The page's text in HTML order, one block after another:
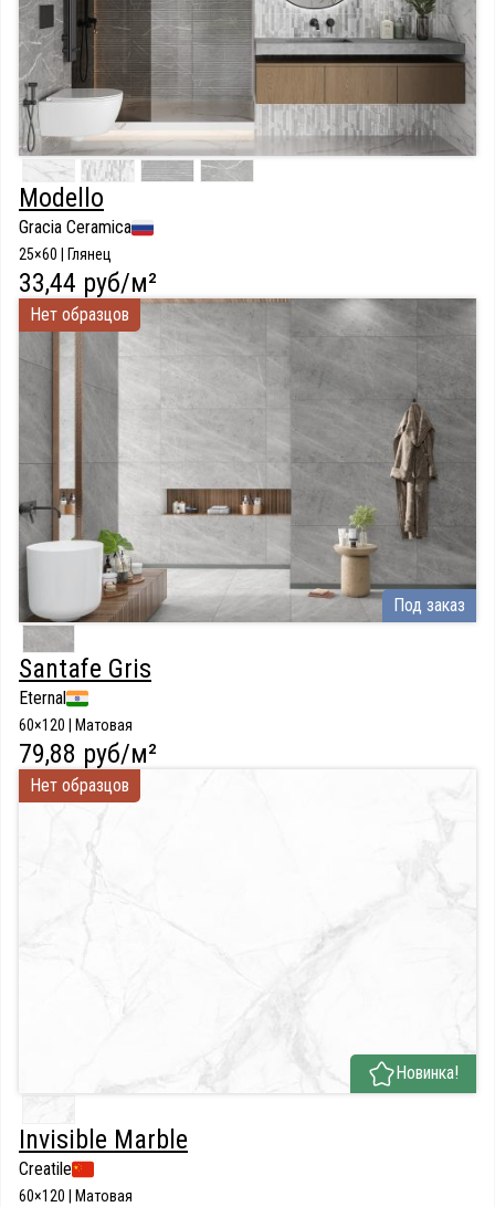
Modello
Gracia Ceramica
25×60 | Глянец
33,44 руб/м²
Нет образцов
Под заказ
Santafe Gris
Eternal
60×120 | Матовая
79,88 руб/м²
Нет образцов
Новинка!
Invisible Marble
Creatile
60×120 | Матовая